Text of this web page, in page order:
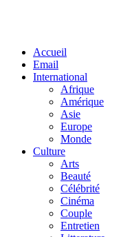
Accueil
Email
International
Afrique
Amérique
Asie
Europe
Monde
Culture
Arts
Beauté
Célébrité
Cinéma
Couple
Entretien